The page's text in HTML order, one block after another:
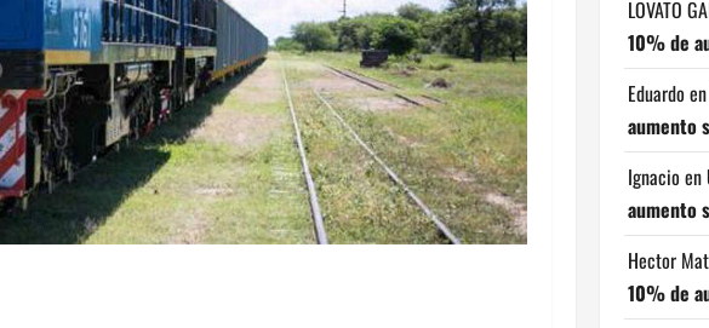
LOVATO
10% de
Eduardo en
aumento
Ignacio en
aumento
Hector
10% de